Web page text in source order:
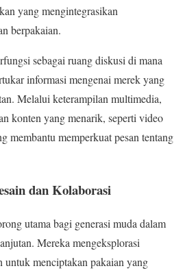
yang mengintegrasikan
berpakaian.
sebagai ruang diskusi di mana
informasi mengenai merek yang
Melalui keterampilan multimedia,
konten yang menarik, seperti video
membantu memperkuat pesan tentang
dan Kolaborasi
utama bagi generasi muda dalam
Mereka mengeksplorasi
untuk menciptakan pakaian yang